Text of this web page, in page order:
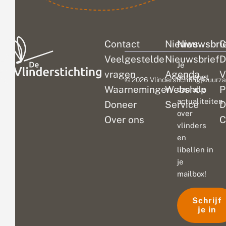
Contact
Veelgestelde
vragen
Waarnemingen
Doneer
Over ons
Nieuws
Nieuwsbrief
Agenda
Webshop
Service
Je
ontvangt
dan alle
actualiteiten
over
vlinders
en
libellen in
je
mailbox!
Schrijf
je in
© 2026 Vlinderstichting|